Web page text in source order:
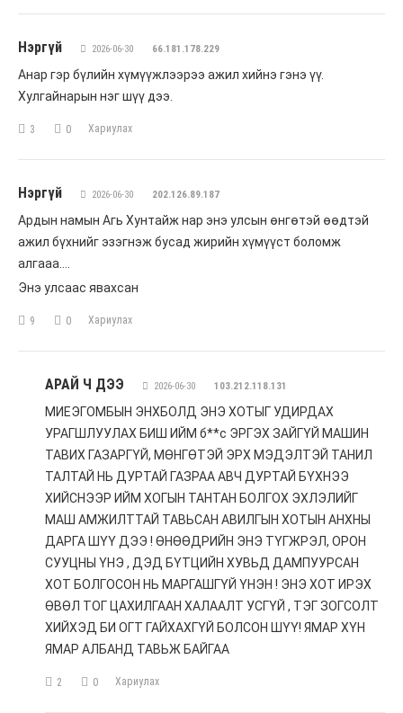
Нэргүй 2026-06-30 66.181.178.229
Анар гэр бүлийн хүмүүжлээрээ ажил хийнэ гэнэ үү.
Хулгайнарын нэг шүү дээ.
3 0 Хариулах
Нэргүй 2026-06-30 202.126.89.187
Ардын намын Агь Хунтайж нар энэ улсын өнгөтэй өөдтэй
ажил бүхнийг эзэгнэж бусад жирийн хүмүүст боломж
алгааа….
Энэ улсаас явахсан
9 0 Хариулах
АРАЙ Ч ДЭЭ 2026-06-30 103.212.118.131
МИЕЭГОМБЫН ЭНХБОЛД ЭНЭ ХОТЫГ УДИРДАХ
УРАГШЛУУЛАХ БИШ ИЙМ б**с ЭРГЭХ ЗАЙГҮЙ МАШИН
ТАВИХ ГАЗАРГҮЙ, МӨНГӨТЭЙ ЭРХ МЭДЭЛТЭЙ ТАНИЛ
ТАЛТАЙ НЬ ДУРТАЙ ГАЗРАА АВЧ ДУРТАЙ БҮХНЭЭ
ХИЙСНЭЭР ИЙМ ХОГЫН ТАНТАН БОЛГОХ ЭХЛЭЛИЙГ
МАШ АМЖИЛТТАЙ ТАВЬСАН АВИЛГЫН ХОТЫН АНХНЫ
ДАРГА ШҮҮ ДЭЭ ! ӨНӨӨДРИЙН ЭНЭ ТҮГЖРЭЛ, ОРОН
СУУЦНЫ ҮНЭ , ДЭД БҮТЦИЙН ХУВЬД ДАМПУУРСАН
ХОТ БОЛГОСОН НЬ МАРГАШГҮЙ ҮНЭН ! ЭНЭ ХОТ ИРЭХ
ӨВӨЛ ТОГ ЦАХИЛГААН ХАЛААЛТ УСГҮЙ , ТЭГ ЗОГСОЛТ
ХИЙХЭД БИ ОГТ ГАЙХАХГҮЙ БОЛСОН ШҮҮ! ЯМАР ХҮН
ЯМАР АЛБАНД ТАВЬЖ БАЙГАА
2 0 Хариулах